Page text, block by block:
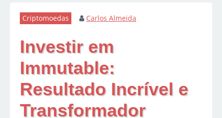
Criptomoedas Carlos Almeida
Investir em
Immutable:
Resultado Incrível e
Transformador